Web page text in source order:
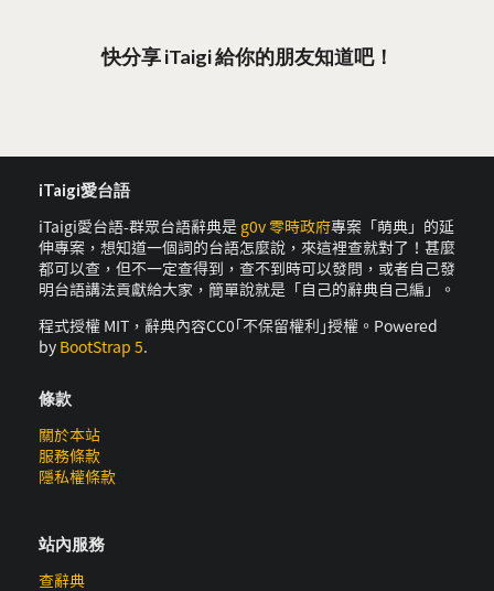
快分享 iTaigi 給你的朋友知道吧！
iTaigi愛台語
iTaigi愛台語-群眾台語辭典是 g0v 零時政府專案「萌典」的延
伸專案，想知道一個詞的台語怎麼說，來這裡查就對了！甚麼
都可以查，但不一定查得到，查不到時可以發問，或者自己發
明台語講法貢獻給大家，簡單說就是「自己的辭典自己編」。
程式授權 MIT，辭典內容CC0｢不保留權利｣授權。Powered
by BootStrap 5.
條款
關於本站
服務條款
隱私權條款
站內服務
查辭典